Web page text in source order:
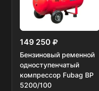
149 250
Бензиновый ременной
одноступенчатый
компрессор Fubag BP
5200/100